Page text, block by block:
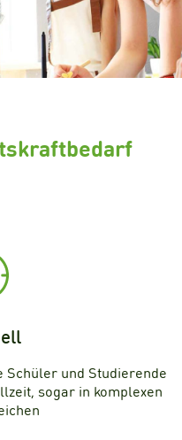
Schüler und Studierende
sogar in komplexen